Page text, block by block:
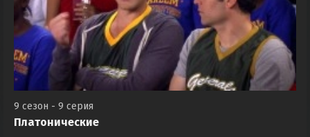
9 сезон - 9 серия
Платонические